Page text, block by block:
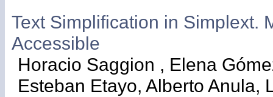
Text Simplification in Simplext.
Accessible
Horacio Saggion , Elena
Esteban Etayo, Alberto Anula,